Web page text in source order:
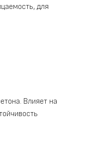
для
Влияет на